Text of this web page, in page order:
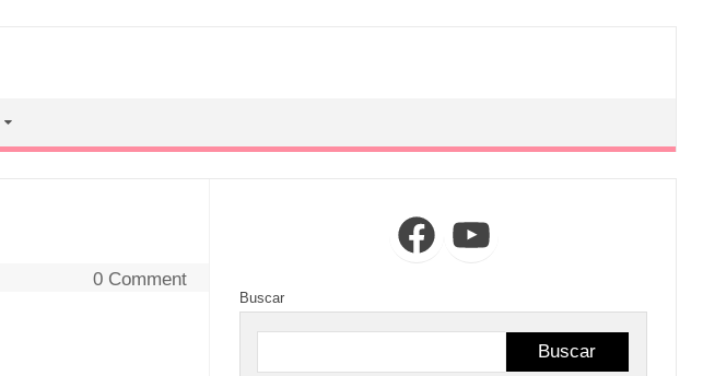
0 Comment
FacebookYouTube
Buscar
Buscar